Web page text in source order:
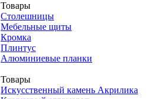
Товары
Столешницы
Мебельные щиты
Кромка
Плинтус
Алюминиевые планки
Товары
Искусственный камень Акрилика